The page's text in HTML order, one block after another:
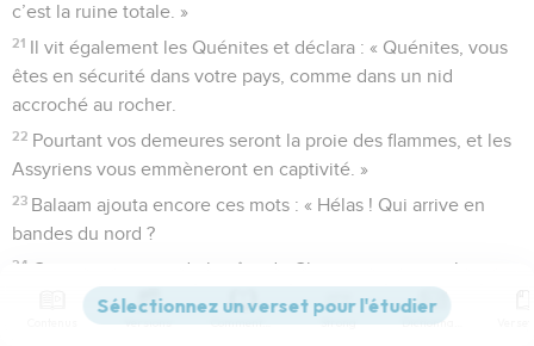
c’est la ruine totale. »
21 Il vit également les Quénites et déclara : « Quénites, vous
êtes en sécurité dans votre pays, comme dans un nid
accroché au rocher.
22 Pourtant vos demeures seront la proie des flammes, et les
Assyriens vous emmèneront en captivité. »
23 Balaam ajouta encore ces mots : « Hélas ! Qui arrive en
bandes du nord ?
24 Ceux qui arrivent de la côte de Chypre, oppriment les
Assyriens et même les descendants d’Éber ; mais lui aussi
court à la ruine. »
Versions Commentaires Strong